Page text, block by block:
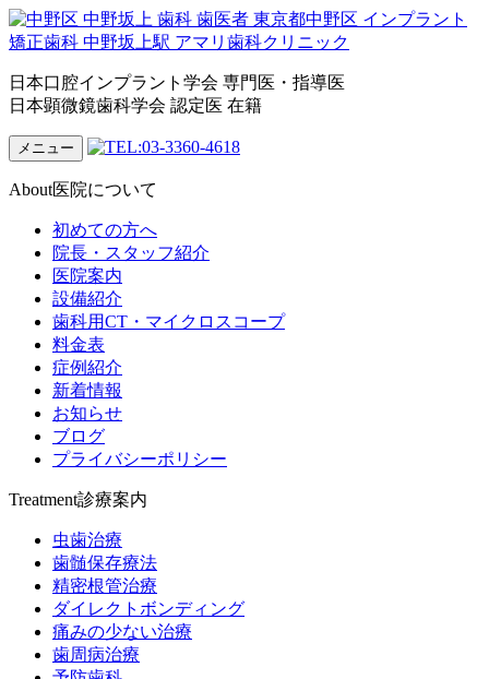
日本口腔インプラント学会 専門医・指導医
日本顕微鏡歯科学会 認定医 在籍
メニュー
About医院について
初めての方へ
院長・スタッフ紹介
医院案内
設備紹介
歯科用CT・マイクロスコープ
料金表
症例紹介
新着情報
お知らせ
ブログ
プライバシーポリシー
Treatment診療案内
虫歯治療
歯髄保存療法
精密根管治療
ダイレクトボンディング
痛みの少ない治療
歯周病治療